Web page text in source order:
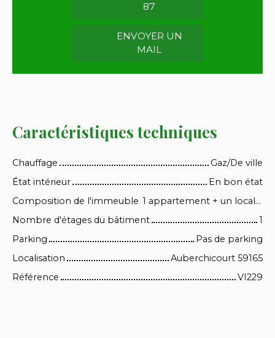
87
ENVOYER UN
MAIL
Caractéristiques techniques
Chauffage
Gaz/De ville
État intérieur
En bon état
Composition de l'immeuble
1 appartement + un local commercial pouvant être transformé facilement en 1 logement voir 1 local. + un logement
Nombre d'étages du bâtiment
1
Parking
Pas de parking
Localisation
Auberchicourt 59165
Référence
VI229